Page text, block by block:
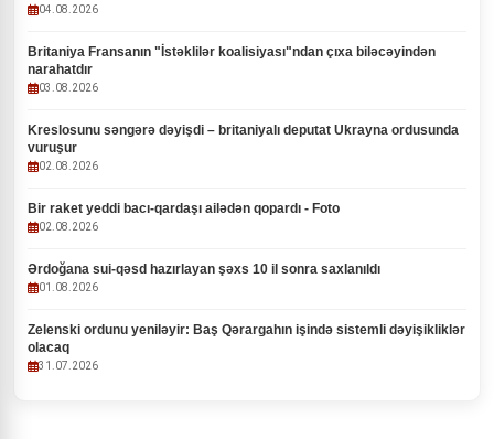
04.08.2026
Britaniya Fransanın "İstəklilər koalisiyası"ndan çıxa biləcəyindən
narahatdır
03.08.2026
Kreslosunu səngərə dəyişdi – britaniyalı deputat Ukrayna ordusunda
vuruşur
02.08.2026
Bir raket yeddi bacı-qardaşı ailədən qopardı - Foto
02.08.2026
Ərdoğana sui-qəsd hazırlayan şəxs 10 il sonra saxlanıldı
01.08.2026
Zelenski ordunu yeniləyir: Baş Qərargahın işində sistemli dəyişikliklər
olacaq
31.07.2026